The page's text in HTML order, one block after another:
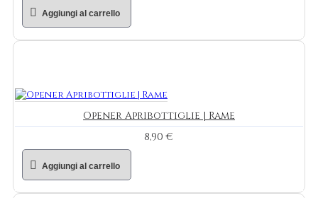
Aggiungi al carrello
Opener Apribottiglie | Rame
8,90 €
Aggiungi al carrello